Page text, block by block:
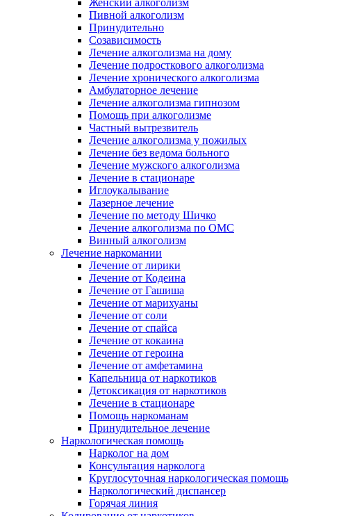
Женский алкоголизм
Пивной алкоголизм
Принудительно
Созависимость
Лечение алкоголизма на дому
Лечение подросткового алкоголизма
Лечение хронического алкоголизма
Амбулаторное лечение
Лечение алкоголизма гипнозом
Помощь при алкоголизме
Частный вытрезвитель
Лечение алкоголизма у пожилых
Лечение без ведома больного
Лечение мужского алкоголизма
Лечение в стационаре
Иглоукалывание
Лазерное лечение
Лечение по методу Шичко
Лечение алкоголизма по ОМС
Винный алкоголизм
Лечение наркомании
Лечение от лирики
Лечение от Кодеина
Лечение от Гашиша
Лечение от марихуаны
Лечение от соли
Лечение от спайса
Лечение от кокаина
Лечение от героина
Лечение от амфетамина
Капельница от наркотиков
Детоксикация от наркотиков
Лечение в стационаре
Помощь наркоманам
Принудительное лечение
Наркологическая помощь
Нарколог на дом
Консультация нарколога
Круглосуточная наркологическая помощь
Наркологический диспансер
Горячая линия